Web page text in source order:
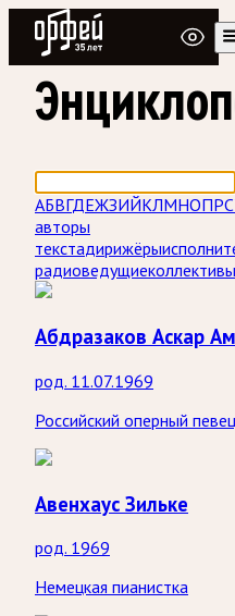
Радио Орфей
АБВГДЕЖЗИЙКЛМНОПРС
авторы
текстадирижёры
радиоведущиеколлективы
Абдразаков Аскар
род. 11.07.1969
Российский оперный
Авенхаус Зильке
род. 1969
Немецкая пианистка